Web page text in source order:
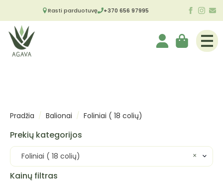
Rasti parduotuvę +370 656 97995
Pradžia Balionai Foliniai ( 18 colių)
Prekių kategorijos
×
Foliniai ( 18 colių)
Kainų filtras